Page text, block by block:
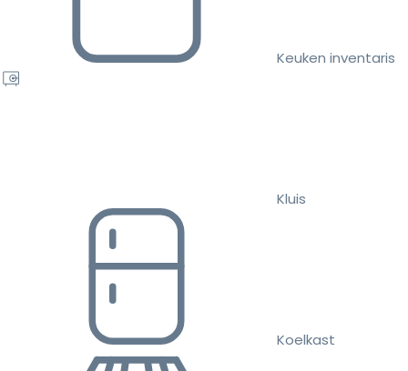
Keuken inventaris
Kluis
Koelkast